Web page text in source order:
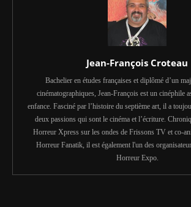
Jean-François Croteau
Bachelier en études françaises et diplômé d’un
cinématographiques, Jean-François est un cinéphile
enfance. Fasciné par l’histoire du septième art, il a
deux passions qui sont le cinéma et l’écriture.
Horreur Xpress sur les ondes de Frissons TV et co-
Horreur Fanatik, il est également l'un des
Horreur Expo.